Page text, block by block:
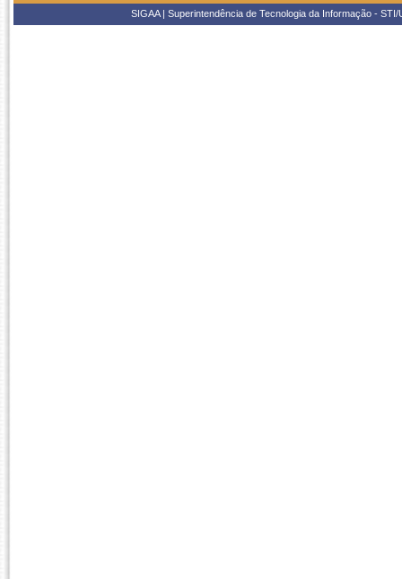
SIGAA | Superintendência de Tecnologia da Informação -